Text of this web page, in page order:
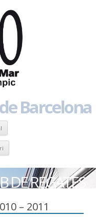
Barcelona
Skip to content
Skip to content
DE REGATES
– 2011